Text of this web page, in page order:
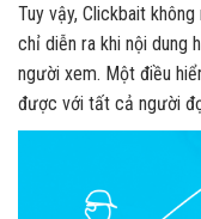
Tuy vậy, Clickbait
chỉ diễn ra khi nội dung
người xem. Một điều
được với tất cả người